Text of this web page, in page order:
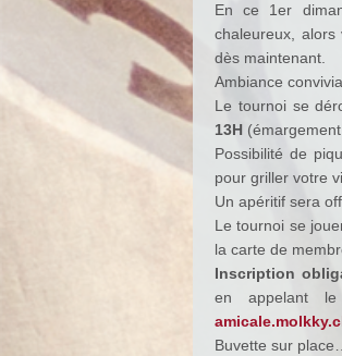
En ce 1er
chaleureux,
dès maintenant.
Ambiance
Le tournoi se
13H
Possibilité de
pour griller votre
Un apéritif sera
Le tournoi se
la carte de
Inscription
en appelant le
Buvette sur place…